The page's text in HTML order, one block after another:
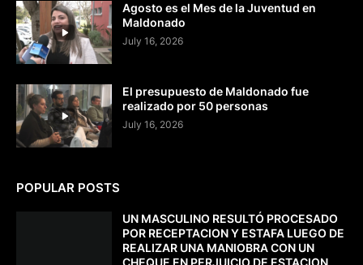
Agosto es el Mes de la Juventud en
Maldonado
July 16, 2026
El presupuesto de Maldonado fue
realizado por 50 personas
July 16, 2026
POPULAR POSTS
UN MASCULINO RESULTÓ PROCESADO
POR RECEPTACION Y ESTAFA LUEGO DE
REALIZAR UNA MANIOBRA CON UN